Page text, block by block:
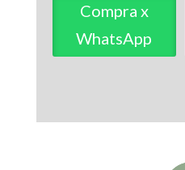
Compra x
WhatsApp